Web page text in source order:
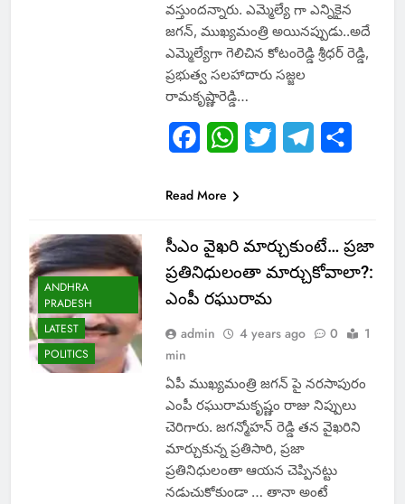
వస్తుందన్నారు. ఎమ్మెల్యే గా ఎన్నికైన
జగన్, ముఖ్యమంత్రి అయినప్పుడు..అదే
ఎమ్మెల్యేగా గెలిచిన కోటంరెడ్డి శ్రీధర్ రెడ్డి,
ప్రభుత్వ సలహాదారు సజ్జల
రామకృష్ణారెడ్డి…
FacebookWhatsApp
Twitter Telegram
Read More
ANDHRA
PRADESH
LATEST
POLITICS
సీఎం వైఖరి మార్చుకుంటే… ప్రజా
ప్రతినిధులంతా మార్చుకోవాలా?:
ఎంపీ రఘురామ
admin 4 years ago 0
1
min
ఏపీ ముఖ్యమంత్రి జగన్ పై నరసాపురం
ఎంపీ రఘురామకృష్ణం రాజు నిప్పులు
చెరిగారు. జగన్మోహన్ రెడ్డి తన వైఖరిని
మార్చుకున్న ప్రతిసారి, ప్రజా
ప్రతినిధులంతా ఆయన చెప్పినట్టు
నడుచుకోకుండా … తానా అంటే